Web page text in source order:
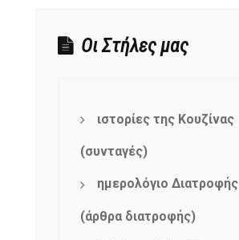
Οι Στήλες μας
ιστορίες της Κουζίνας
(συνταγές)
ημερολόγιο Διατροφής
(άρθρα διατροφής)